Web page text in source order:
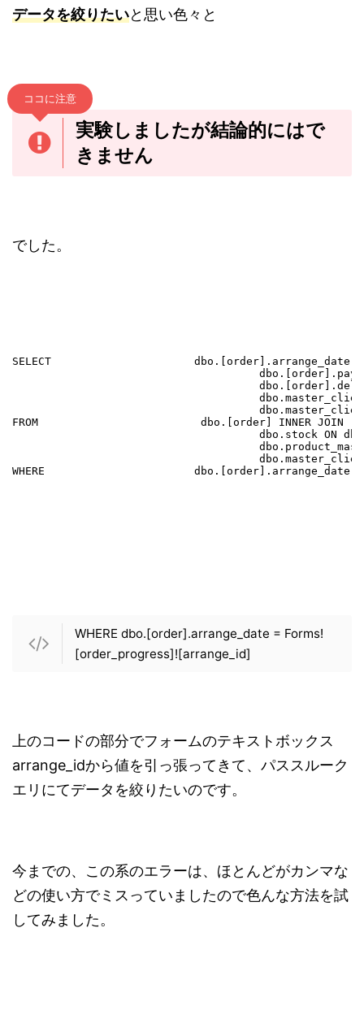
データを絞りたいと思い色々と
ココに注意
実験しましたが結論的にはで
きません
でした。
SELECT                      dbo.[order].arrange_date,
FROM                         dbo.[order] INNER JOIN
dbo.stock ON
WHERE                       dbo.[order].arrange_date =
WHERE dbo.[order].arrange_date = Forms!
[order_progress]![arrange_id]
上のコードの部分でフォームのテキストボックス
arrange_idから値を引っ張ってきて、パススルーク
エリにてデータを絞りたいのです。
今までの、この系のエラーは、ほとんどがカンマな
どの使い方でミスっていましたので色んな方法を試
してみました。